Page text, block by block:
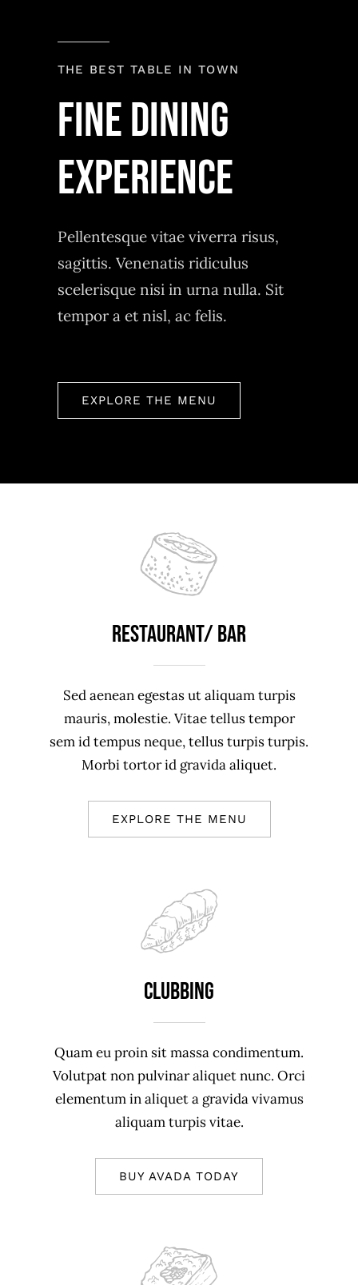
THE BEST TABLE IN TOWN
Fine Dining
experience
Pellentesque vitae viverra risus,
sagittis. Venenatis ridiculus
scelerisque nisi in urna nulla. Sit
tempor a et nisl, ac felis.
EXPLORE THE MENU
Restaurant/ Bar
Sed aenean egestas ut aliquam turpis
mauris, molestie. Vitae tellus tempor
sem id tempus neque, tellus turpis turpis.
Morbi tortor id gravida aliquet.
EXPLORE THE MENU
Clubbing
Quam eu proin sit massa condimentum.
Volutpat non pulvinar aliquet nunc. Orci
elementum in aliquet a gravida vivamus
aliquam turpis vitae.
BUY AVADA TODAY